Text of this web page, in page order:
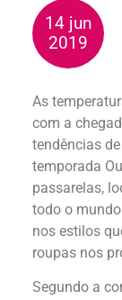
14 jun
2019
As
com a
tendências
temporada
passarelas,
todo o
nos estilos
roupas nos
Segundo a